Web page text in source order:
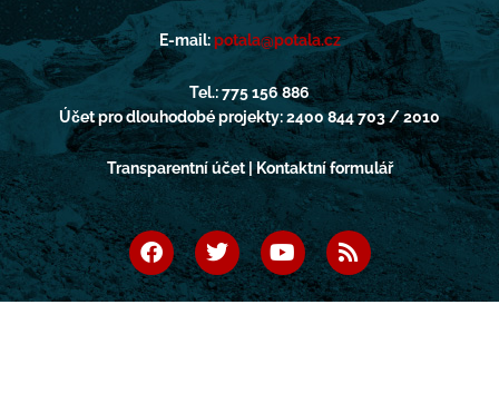
E-mail:potala@potala.cz
Tel.: 775 156 886
Účet pro dlouhodobé projekty: 2400 844 703 / 2010
Transparentní účet | Kontaktní formulář
F
a
c
e
T
w
i
t
Y
o
u
t
R
s
s